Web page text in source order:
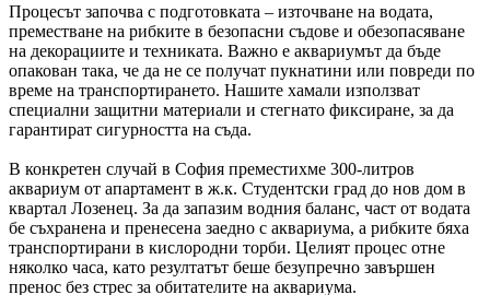
Процесът започва с подготовката – източване на водата,
преместване на рибките в безопасни съдове и обезопасяване
на декорациите и техниката. Важно е аквариумът да бъде
опакован така, че да не се получат пукнатини или повреди по
време на транспортирането. Нашите хамали използват
специални защитни материали и стегнато фиксиране, за да
гарантират сигурността на съда.
В конкретен случай в София преместихме 300-литров
аквариум от апартамент в ж.к. Студентски град до нов дом в
квартал Лозенец. За да запазим водния баланс, част от водата
бе съхранена и пренесена заедно с аквариума, а рибките бяха
транспортирани в кислородни торби. Целият процес отне
няколко часа, като резултатът беше безупречно завършен
пренос без стрес за обитателите на аквариума.